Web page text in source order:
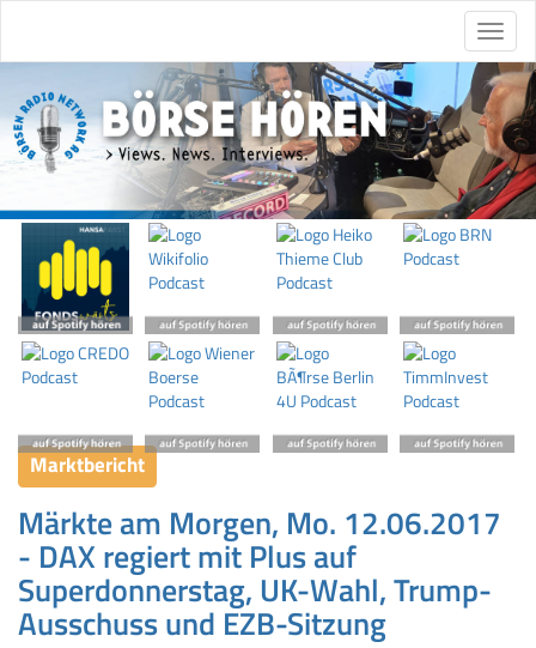
Marktbericht
Märkte am Morgen, Mo. 12.06.2017
- DAX regiert mit Plus auf
Superdonnerstag, UK-Wahl, Trump-
Ausschuss und EZB-Sitzung